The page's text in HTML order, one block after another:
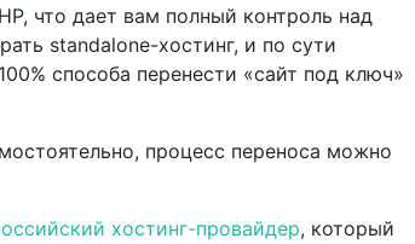
что дает вам полный контроль над
standalone-хостинг, и по сути
способа перенести «сайт под ключ»
процесс переноса можно
хостинг-провайдер, который